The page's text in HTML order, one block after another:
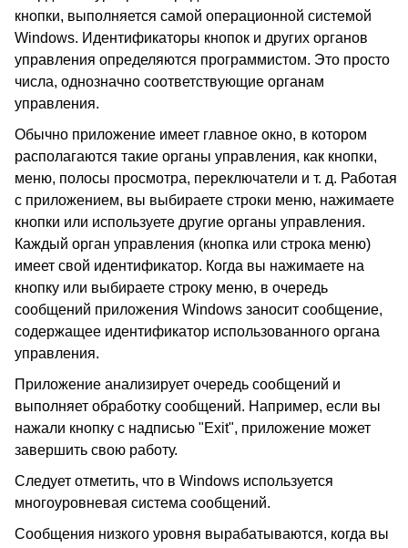
кнопки, выполняется самой операционной системой
Windows. Идентификаторы кнопок и других органов
управления определяются программистом. Это просто
числа, однозначно соответствующие органам
управления.
Обычно приложение имеет главное окно, в котором
располагаются такие органы управления, как кнопки,
меню, полосы просмотра, переключатели и т. д. Работая
с приложением, вы выбираете строки меню, нажимаете
кнопки или используете другие органы управления.
Каждый орган управления (кнопка или строка меню)
имеет свой идентификатор. Когда вы нажимаете на
кнопку или выбираете строку меню, в очередь
сообщений приложения Windows заносит сообщение,
содержащее идентификатор использованного органа
управления.
Приложение анализирует очередь сообщений и
выполняет обработку сообщений. Например, если вы
нажали кнопку с надписью "Exit", приложение может
завершить свою работу.
Следует отметить, что в Windows используется
многоуровневая система сообщений.
Сообщения низкого уровня вырабатываются, когда вы